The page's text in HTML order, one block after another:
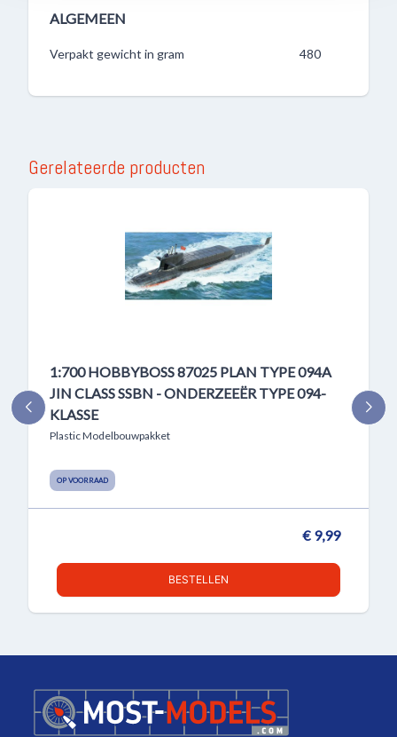
ALGEMEEN
Verpakt gewicht in gram 480
Gerelateerde producten
1:700 HOBBYBOSS 87025 PLAN TYPE 094A
JIN CLASS SSBN - ONDERZEEËR TYPE 094-
KLASSE
Plastic Modelbouwpakket
OP VOORRAAD
€ 9,99
BESTELLEN